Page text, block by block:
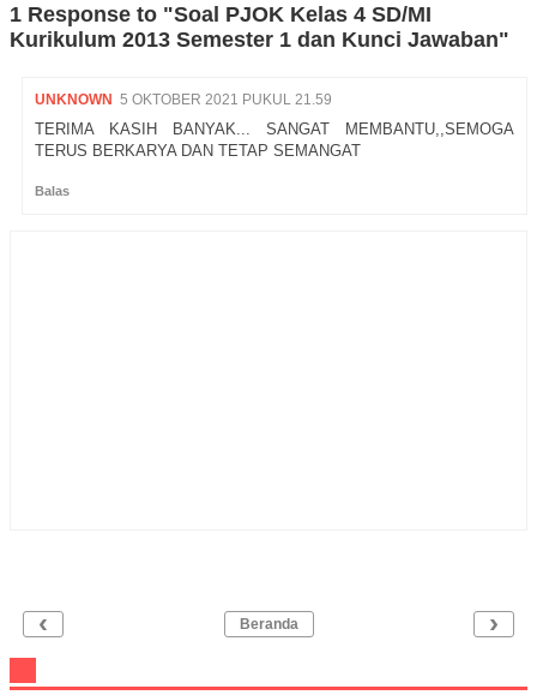
1 Response to "Soal PJOK Kelas 4 SD/MI
Kurikulum 2013 Semester 1 dan Kunci Jawaban"
UNKNOWN 5 OKTOBER 2021 PUKUL 21.59
TERIMA KASIH BANYAK... SANGAT MEMBANTU,,SEMOGA
TERUS BERKARYA DAN TETAP SEMANGAT
Balas
‹ ›
Beranda